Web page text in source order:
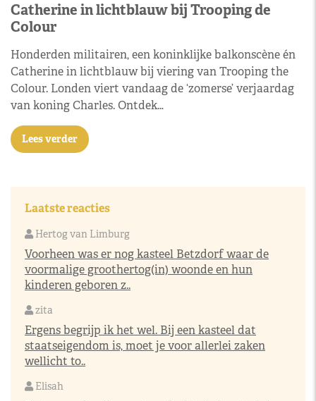
Catherine in lichtblauw bij Trooping de
Colour
Honderden militairen, een koninklijke balkonscène én
Catherine in lichtblauw bij viering van Trooping the
Colour. Londen viert vandaag de ‘zomerse’ verjaardag
van koning Charles. Ontdek…
Lees verder
Laatste reacties
Hertog van Limburg
Voorheen was er nog kasteel Betzdorf waar de
voormalige groothertog(in) woonde en hun
kinderen geboren z..
zita
Ergens begrijp ik het wel. Bij een kasteel dat
staatseigendom is, moet je voor allerlei zaken
wellicht to..
Elisah